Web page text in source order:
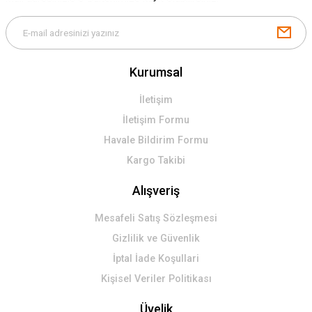
Kurumsal
İletişim
İletişim Formu
Havale Bildirim Formu
Kargo Takibi
Alışveriş
Mesafeli Satış Sözleşmesi
Gizlilik ve Güvenlik
İptal İade Koşullari
Kişisel Veriler Politikası
Üyelik